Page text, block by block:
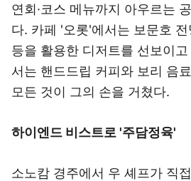
연회·코스 메뉴까지 아우르는
다. 카페 '오롯'에서는 보문호
등을 활용한 디저트를 선보이
서는 핸드드립 커피와 보리 음
모든 것이 그의 손을 거쳤다.
하이엔드 비스트로 '주담정육'
소노캄 경주에서 우 셰프가 직